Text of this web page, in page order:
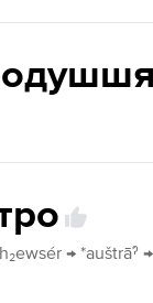
одушшя
→ *auštrā́ˀ